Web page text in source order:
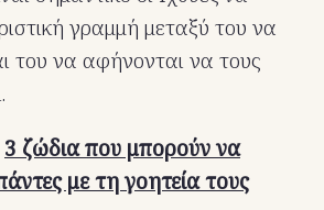
γραμμή μεταξύ του να
του να αφήνονται να τους
3 ζώδια που μπορούν να
με τη γοητεία τους